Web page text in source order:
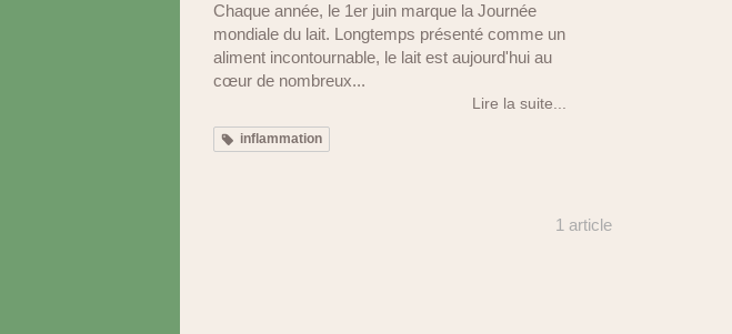
Chaque année, le 1er juin marque la Journée
mondiale du lait. Longtemps présenté comme un
aliment incontournable, le lait est aujourd'hui au
cœur de nombreux...
Lire la suite...
inflammation
1 article